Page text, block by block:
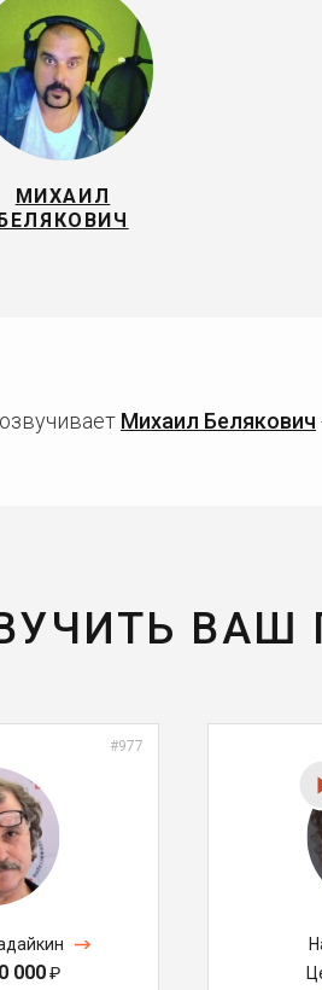
МИХАИЛ
Михаил Белякович
ВАШ
#977
000₽